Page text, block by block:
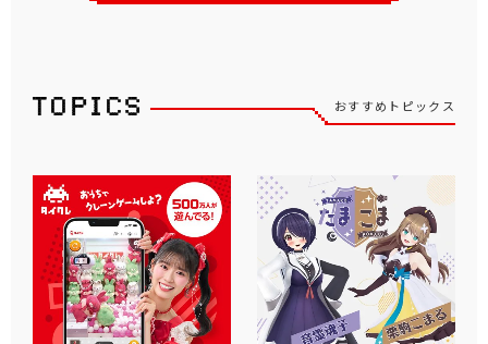
おすすめトピックス